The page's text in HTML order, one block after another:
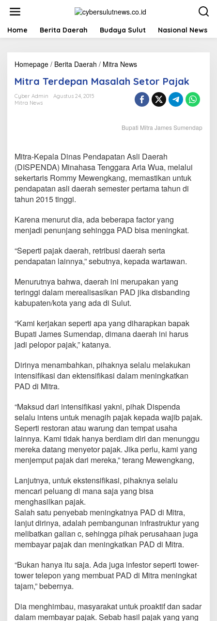
t
Home Berita Daerah Budaya Sulut Nasional News
Homepage / Berita Daerah / Mitra News
t
r
a
T
r
p
a
n
M
a
a
h
e
t
o
P
a
j
Mitra Terdepan Masalah Setor Pajak
Cyber Admin
Agustus 24, 2015
Mitra News
Bupati Mitra James Sumendap
Mitra-Kepala Dinas Pendapatan Asli Daerah
(DISPENDA) Minahasa Tenggara Aria Wua, melalui
sekertaris Rommy Mewengkang, memastikan untuk
pendapatan asli daerah semester pertama tahun di
tahun 2015 tinggi.
Karena menurut dia, ada beberapa factor yang
menjadi penunjang sehingga PAD bisa meningkat.
“Seperti pajak daerah, retribusi daerah serta
pendapatan lainnya,” sebutnya, kepada wartawan.
Menurutnya bahwa, daerah ini merupakan yang
teringgi dalam merealisasikan PAD jika disbanding
kabupaten/kota yang ada di Sulut.
“Kami kerjakan seperti apa yang diharapkan bapak
Bupati James Sumendap, dimana daerah ini harus
jadi pelopor pajak,” katanya.
Dirinya menambahkan, pihaknya selalu melakukan
intensifikasi dan ektensifikasi dalam meningkatkan
PAD di Mitra.
“Maksud dari intensifikasi yakni, pihak Dispenda
selalu intens untuk menagih pajak kepada wajib pajak.
Seperti restoran atau warung dan tempat usaha
lainnya. Kami tidak hanya berdiam diri dan menunggu
mereka datang menyetor pajak. Jika perlu, kami yang
menjemput pajak dari mereka,” terang Mewengkang,
Lanjutnya, untuk ekstensifikasi, pihaknya selalu
mencari peluang di mana saja yang bisa
menghasilkan pajak.
Salah satu penyebab meningkatnya PAD di Mitra,
lanjut dirinya, adalah pembangunan infrastruktur yang
melibatkan galian c, sehingga pihak perusahaan juga
membayar pajak dan meningkatkan PAD di Mitra.
“Bukan hanya itu saja. Ada juga infestor seperti tower-
tower telepon yang membuat PAD di Mitra meningkat
tajam,” bebernya.
Dia menghimbau, masyarakat untuk proaktif dan sadar
dalam membayar pajak. Sebab hasil pajak yang yang